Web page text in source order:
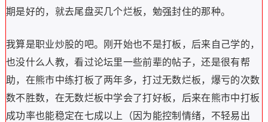
期是好的，就去尾盘买几个烂板，勉强封住的那种。
我算是职业炒股的吧。刚开始也不是打板，后来自己学的，
也没什么人教，看过论坛里一些前辈的帖子，还是很有帮
助，在熊市中练打板了两年多，打过无数烂板，爆亏的次数
数不胜数，在无数烂板中学会了打好板，后来在熊市中打板
成功率也能稳定在七成以上（因为能控制情绪，不轻易出